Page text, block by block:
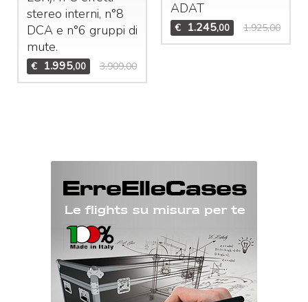
stereo interni, n°8
DCAe n°6 gruppi di
mute.
€ 1.995,00 3.909,00
ADAT
€ 1.245,00 1.925,00